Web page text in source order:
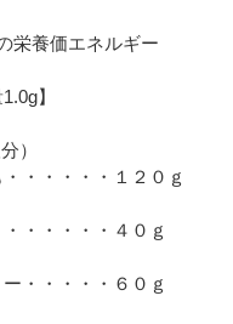
栄養価エネルギー
】
）
・・・・・・１２０ｇ
・・・・・・４０ｇ
ー・・・・・６０ｇ